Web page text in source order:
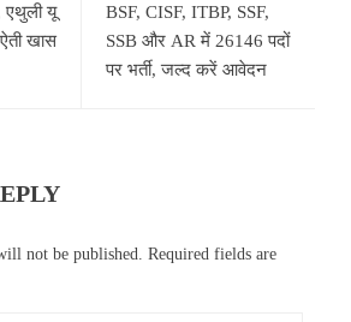
एथुली यू
खास
BSF, CISF, ITBP, SSF,
SSB और AR में 26146 पदों
पर भर्ती, जल्द करें आवेदन
not be published. Required fields are